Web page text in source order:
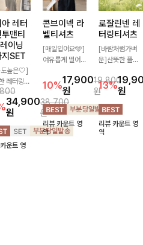
레터
맨티
이닝
지SET
높은🤍]
레터링
의 반팔
와 여유롭
어지는 반
합으로
무드 제
려주는
닝 세트
34,900
원
38,700
원
운트 영
콘브이넥 라
벨티셔츠
[매일입어요🩵]
여유롭게 떨어지
끔한 브이넥 디
자인으로 데일리
하게 즐기기 좋
은 티셔츠- 소매
라벨 디테일이
은은한 포인트를
10%17,900
원
19,800
원
리뷰 카운트 영
역
로잘린넨 레
터링티셔츠
[바람처럼가벼
운]산뜻한 플라
유로운 핏이 어
우러져 편안하게
즐기기 좋은 티
셔츠 💚 롤업 소
매 디테일과 부
드러운 분위기가
13%원
리뷰 카운트 영
역